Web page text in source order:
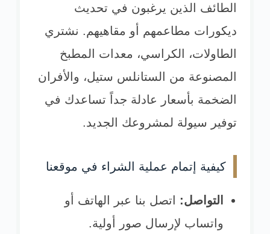
الطائف الذين يرغبون في تحديث
ديكورات مطاعمهم أو مقاهيهم. نشتري
الطاولات، الكراسي، معدات المطبخ
المصنوعة من الستانلس ستيل، والأفران
الضخمة بأسعار عادلة جداً تساعدك في
توفير سيولة لمشروعك الجديد.
كيفية إتمام عملية الشراء في موقعنا
التواصل: اتصل بنا عبر الهاتف أو
واتساب لإرسال صور أولية.